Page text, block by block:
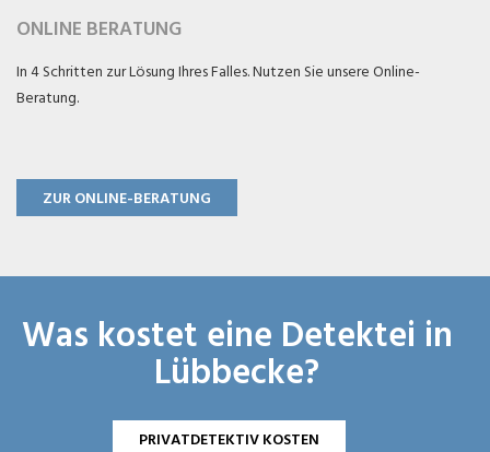
ONLINE BERATUNG
In 4 Schritten zur Lösung Ihres Falles. Nutzen Sie unsere Online-
Beratung.
ZUR ONLINE-BERATUNG
Was kostet eine Detektei in
Lübbecke?
PRIVATDETEKTIV KOSTEN